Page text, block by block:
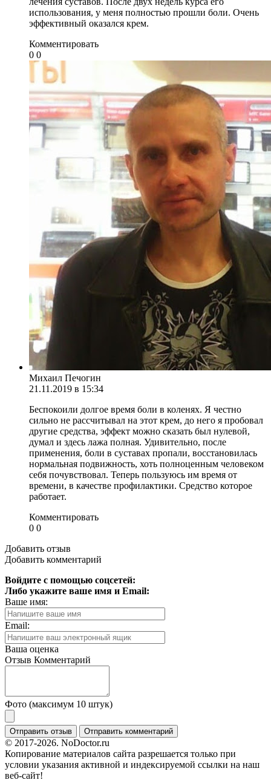
использования, у меня полностью прошли боли. Очень
эффективный оказался крем.
Комментировать
0 0
Михаил Печогин
21.11.2019 в 15:34
Беспокоили долгое время боли в коленях. Я честно
сильно не рассчитывал на этот крем, до него я пробовал
другие средства, эффект можно сказать был нулевой,
думал и здесь лажа полная. Удивительно, после
применения, боли в суставах пропали, восстановилась
нормальная подвижность, хоть полноценным человеком
себя почувствовал. Теперь пользуюсь им время от
времени, в качестве профилактики. Средство которое
работает.
Комментировать
0 0
Добавить отзыв
Добавить комментарий
Войдите с помощью соцсетей:
Либо укажите ваше имя и Email:
Ваше имя:
Email:
Ваша оценка
Отзыв Комментарий
Фото (максимум 10 штук)
© 2017-2026. NoDoctor.ru
Копирование материалов сайта разрешается только при
условии указания активной и индексируемой ссылки на наш
веб-сайт!